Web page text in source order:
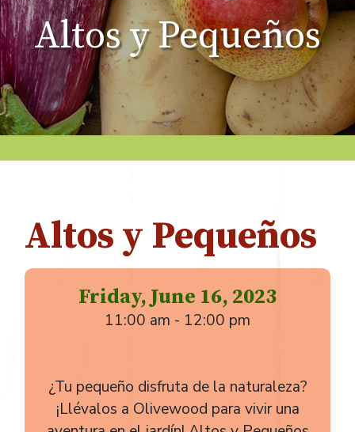
Altos y Pequeños
Altos y Pequeños
Friday, June 16, 2023
11:00 am - 12:00 pm
¿Tu pequeño disfruta de la naturaleza?
¡Llévalos a Olivewood para vivir una